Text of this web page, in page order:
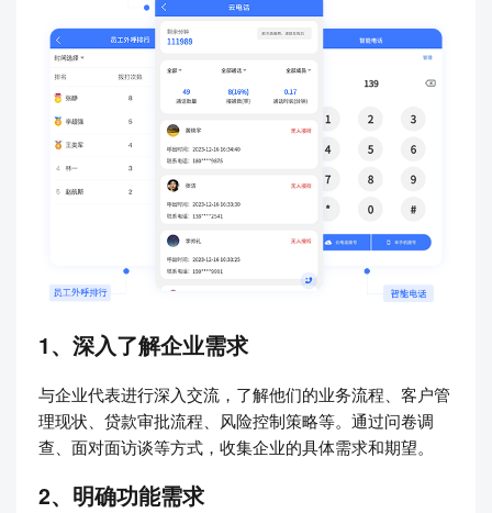
1、深入了解企业需求
与企业代表进行深入交流，了解他们的业务流程、客户管
理现状、贷款审批流程、风险控制策略等。通过问卷调
查、面对面访谈等方式，收集企业的具体需求和期望。
2、明确功能需求